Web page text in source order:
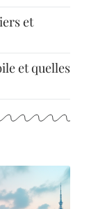
et
et quelles